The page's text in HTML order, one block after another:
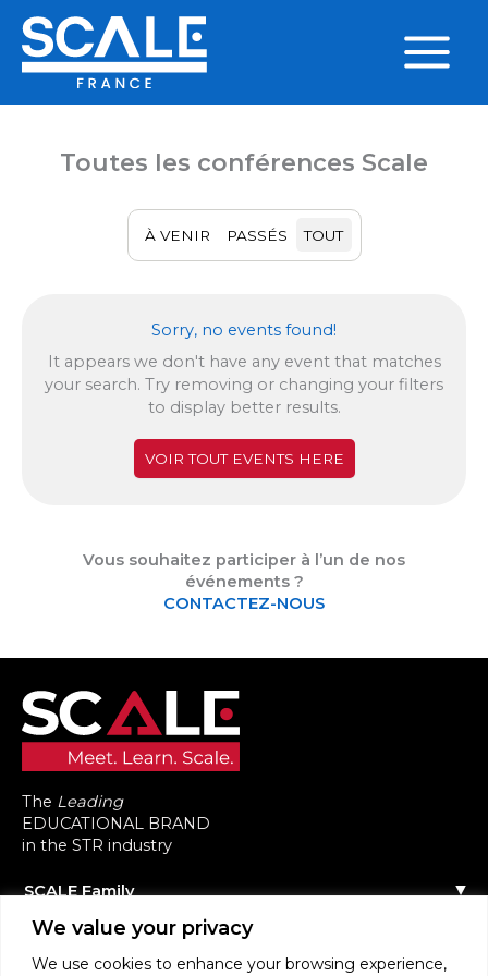
We value your privacy
We use cookies to enhance your browsing experience,
contenu
Main
Toutes les conférences Scale
À VENIR PASSÉS TOUT
Sorry, no events found!
It appears we don't have any event that matches
your search. Try removing or changing your filters
to display better results.
VOIR TOUT EVENTS HERE
Vous souhaitez participer à l’un de nos
événements ?
CONTACTEZ-NOUS
The Leading
EDUCATIONAL BRAND
in the STR industry
SCALE Family
Notre histoire
L’équipe
Contactez-nous
Tous nos événements
Agenda des événements
Communauté